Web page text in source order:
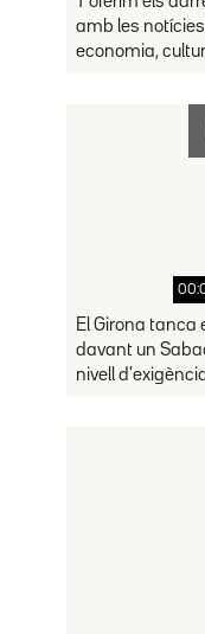
amb les
economia,
El Girona
davant un
nivell